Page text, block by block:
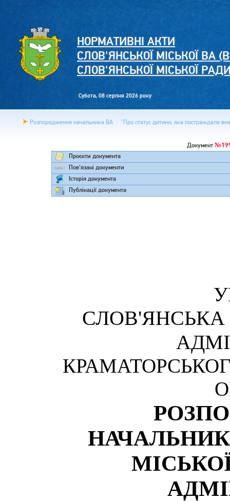
НОРМАТИВНІ АКТИ
СЛОВ'ЯНСЬКОЇ МІСЬКОЇ ВА
СЛОВ'ЯНСЬКОЇ МІСЬКОЇ
Субота, 08 серпня 2026 року
Розпорядження начальника ВА "Про статус дитини, яка постраждала
Документ
Проєкти документа
Пов'язані документи
Історія документа
Публікації документа
СЛОВ'ЯНСЬКА